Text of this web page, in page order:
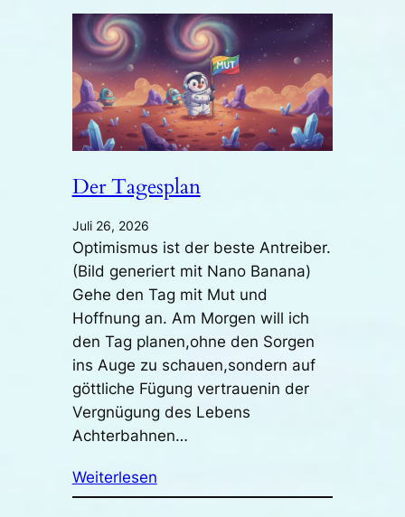
Der Tagesplan
Juli 26, 2026
Optimismus ist der beste Antreiber.
(Bild generiert mit Nano Banana)
Gehe den Tag mit Mut und
Hoffnung an. Am Morgen will ich
den Tag planen,ohne den Sorgen
ins Auge zu schauen,sondern auf
göttliche Fügung vertrauenin der
Vergnügung des Lebens
Achterbahnen…
Weiterlesen